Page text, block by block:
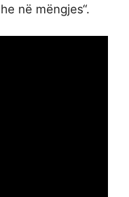
në mëngjes“.